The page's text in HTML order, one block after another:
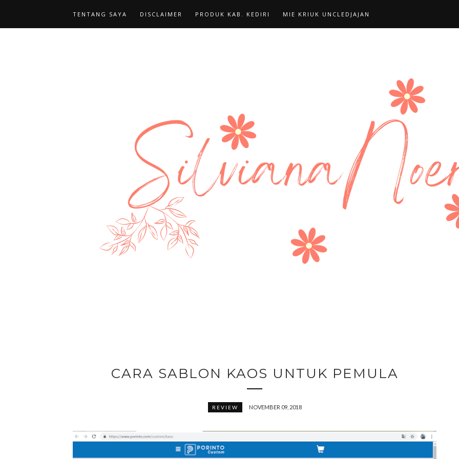
TENTANG SAYA DISCLAIMER PRODUK KAB. KEDIRI MIE KRIUK UNCLEDJAJAN
CARA SABLON KAOS UNTUK PEMULA
REVIEW NOVEMBER 09, 2018